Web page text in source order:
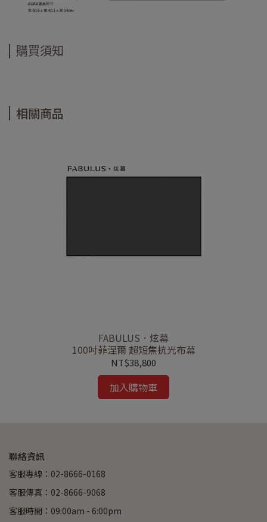
購買須知
相關商品
FABULUS．炫幕
100吋菲涅爾 超短焦抗光布幕
NT$38,800
加入購物車
聯絡資訊
客服專線：02-8666-0168
客服傳真：02-8666-9068
客服時間：09:00am - 6:00pm